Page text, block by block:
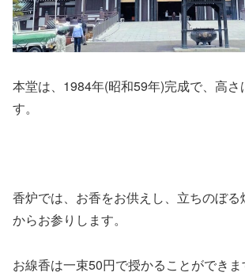
本堂は、1984年(昭和59年)完成で、高さ
す。
香炉では、お香をお供えし、立ちのぼる
からお参りします。
お線香は一束50円で授かることができ